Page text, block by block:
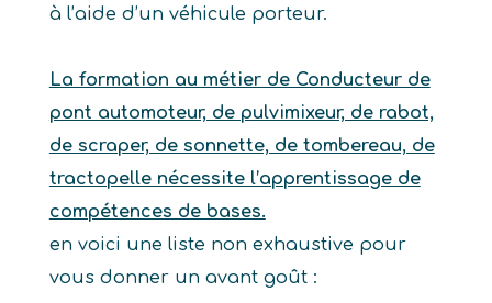
à l’aide d’un véhicule porteur.
La formation au métier de Conducteur de
pont automoteur, de pulvimixeur, de rabot,
de scraper, de sonnette, de tombereau, de
tractopelle nécessite l’apprentissage de
compétences de bases.
en voici une liste non exhaustive pour
vous donner un avant goût :